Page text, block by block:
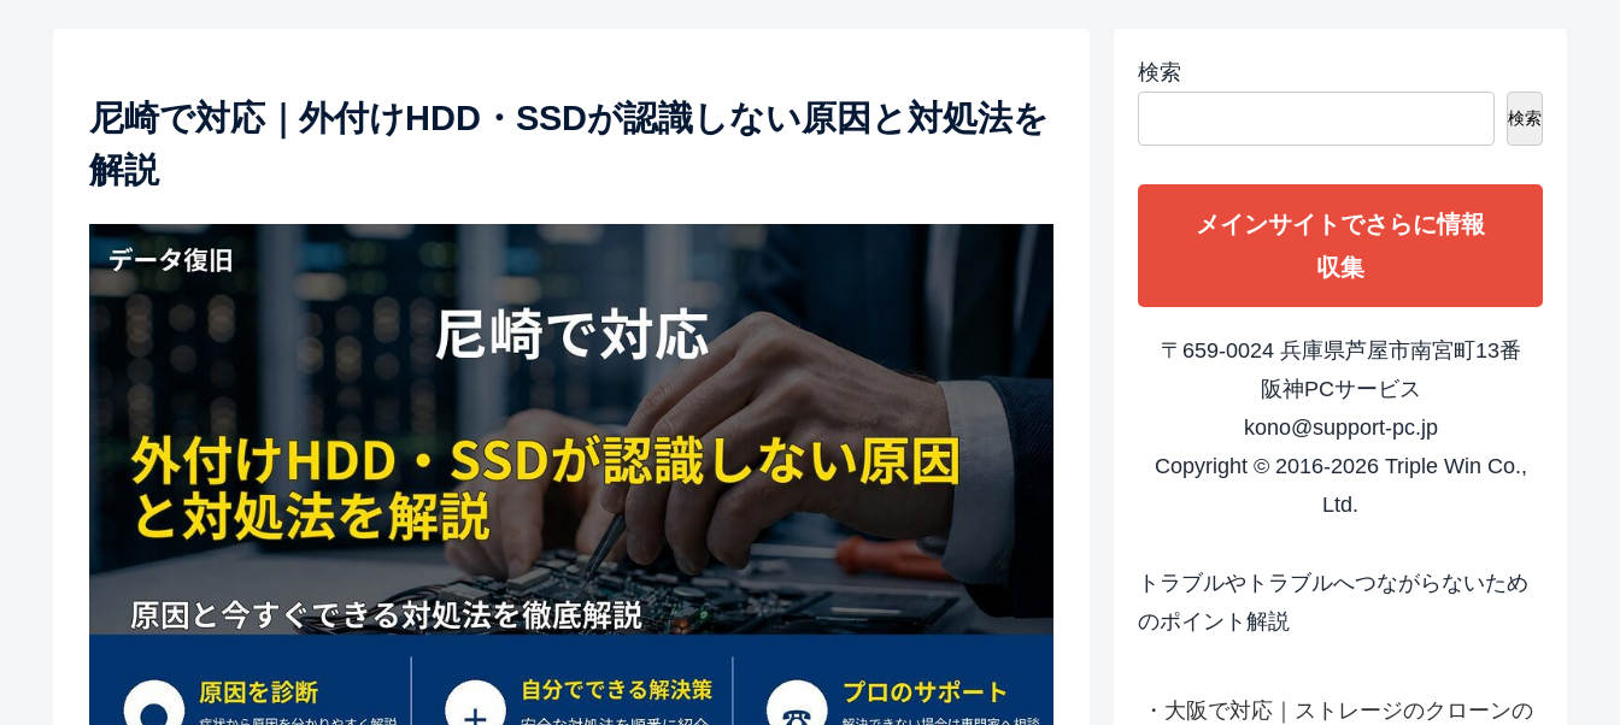
尼崎で対応｜外付けHDD・SSDが認識しない原因と対処法を
解説
検索
検索
メインサイトでさらに情報
収集
〒659-0024 兵庫県芦屋市南宮町13番
阪神PCサービス
kono@support-pc.jp
Copyright © 2016-2026 Triple Win Co.,
Ltd.
トラブルやトラブルへつながらないため
のポイント解説
大阪で対応｜ストレージのクローンの